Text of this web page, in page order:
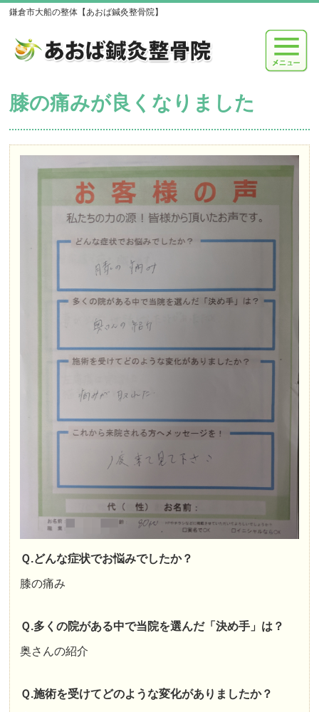
鎌倉市大船の整体【あおば鍼灸整骨院】
膝の痛みが良くなりました
Ｑ.どんな症状でお悩みでしたか？
膝の痛み
Ｑ.多くの院がある中で当院を選んだ「決め手」は？
奥さんの紹介
Ｑ.施術を受けてどのような変化がありましたか？